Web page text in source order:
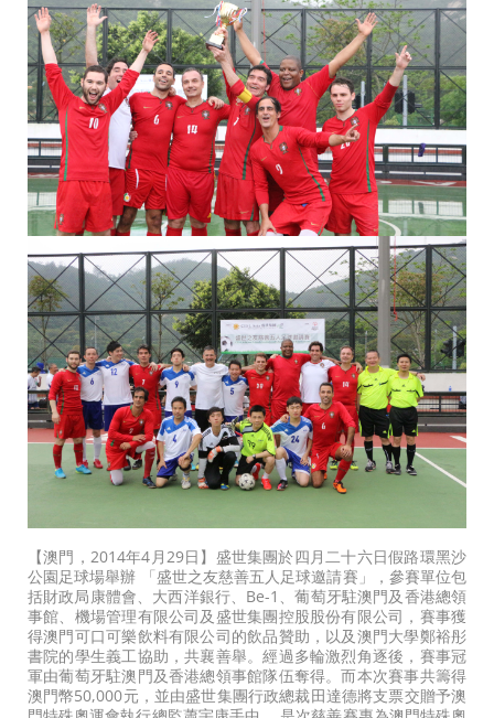
【澳門，2014年4月29日】盛世集團於四月二十六日假路環黑沙
公園足球場舉辦 「盛世之友慈善五人足球邀請賽」，參賽單位包
括財政局康體會、大西洋銀行、Be-1、葡萄牙駐澳門及香港總領
事館、機場管理有限公司及盛世集團控股股份有限公司，賽事獲
得澳門可口可樂飲料有限公司的飲品贊助，以及澳門大學鄭裕彤
書院的學生義工協助，共襄善舉。經過多輪激烈角逐後，賽事冠
軍由葡萄牙駐澳門及香港總領事館隊伍奪得。而本次賽事共籌得
澳門幣50,000元，並由盛世集團行政總裁田達德將支票交贈予澳